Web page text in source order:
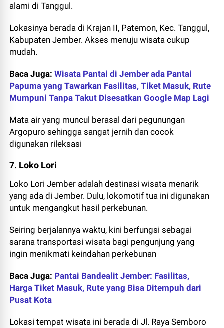
alami di Tanggul.
Lokasinya berada di Krajan II, Patemon, Kec. Tanggul,
Kabupaten Jember. Akses menuju wisata cukup
mudah.
Baca Juga:Wisata Pantai di Jember ada Pantai
Papuma yang Tawarkan Fasilitas, Tiket Masuk, Rute
Mumpuni Tanpa Takut Disesatkan Google Map Lagi
Mata air yang muncul berasal dari pegunungan
Argopuro sehingga sangat jernih dan cocok
digunakan rileksasi
7. Loko Lori
Loko Lori Jember adalah destinasi wisata menarik
yang ada di Jember. Dulu, lokomotif tua ini digunakan
untuk mengangkut hasil perkebunan.
Seiring berjalannya waktu, kini berfungsi sebagai
sarana transportasi wisata bagi pengunjung yang
ingin menikmati keindahan perkebunan
Baca Juga: Pantai Bandealit Jember: Fasilitas,
Harga Tiket Masuk, Rute yang Bisa Ditempuh dari
Pusat Kota
Lokasi tempat wisata ini berada di Jl. Raya Semboro